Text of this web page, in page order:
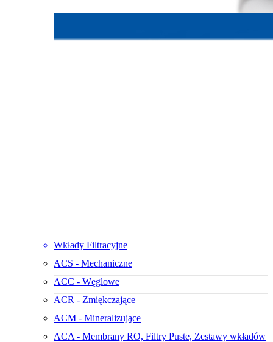
Wkłady Filtracyjne
ACS - Mechaniczne
ACC - Węglowe
ACR - Zmiękczające
ACM - Mineralizujące
ACA - Membrany RO, Filtry Puste, Zestawy wkładów